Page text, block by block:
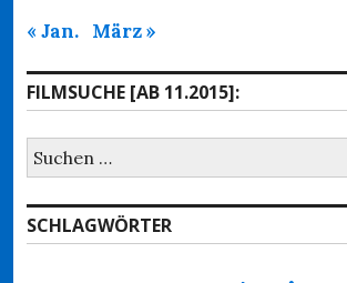
« Jan. März »
FILMSUCHE [AB 11.2015]:
Suchen
nach:
SCHLAGWÖRTER